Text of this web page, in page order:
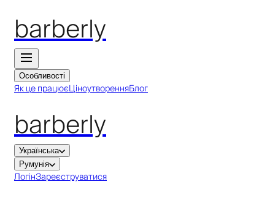
barberly
Особливості
Як це працюєЦіноутворенняБлог
barberly
Українська
Румунія
ЛогінЗареєструватися